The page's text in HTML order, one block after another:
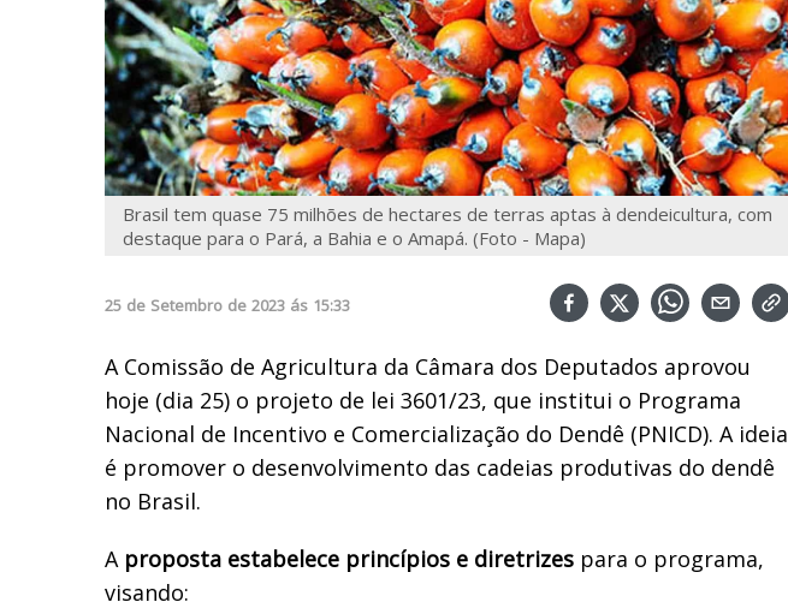
Brasil tem quase 75 milhões de hectares de terras aptas à dendeicultura, com
destaque para o Pará, a Bahia e o Amapá. (Foto - Mapa)
25 de Setembro de 2023 ás 15:33
A Comissão de Agricultura da Câmara dos Deputados aprovou
hoje (dia 25) o projeto de lei 3601/23, que institui o Programa
Nacional de Incentivo e Comercialização do Dendê (PNICD). A ideia
é promover o desenvolvimento das cadeias produtivas do dendê
no Brasil.
A proposta estabelece princípios e diretrizes para o programa,
visando: